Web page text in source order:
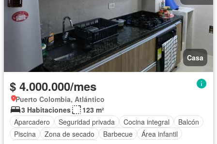
Casa
$ 4.000.000/mes
Puerto Colombia, Atlántico
3 Habitaciones
123 m²
Aparcadero
Seguridad privada Cocina integral
Balcón
Piscina
Zona de secado Barbecue
Área infantil